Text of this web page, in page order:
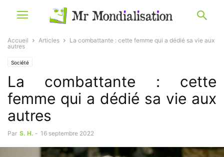
Accueil Articles
La combattante : cette femme qui a dédié sa vie aux
autres
Société
La combattante : cette
femme qui a dédié sa vie aux
autres
Par S. H. - 16 septembre 2022